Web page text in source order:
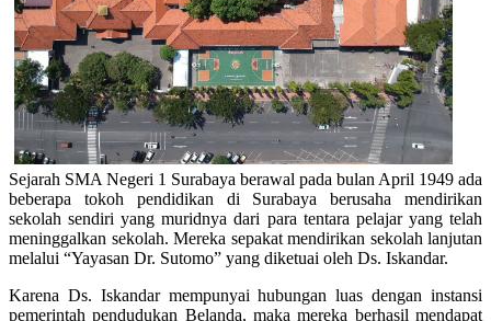
Sejarah SMA Negeri 1 Surabaya berawal pada bulan April 1949 ada
beberapa tokoh pendidikan di Surabaya berusaha mendirikan
sekolah sendiri yang muridnya dari para tentara pelajar yang telah
meninggalkan sekolah. Mereka sepakat mendirikan sekolah lanjutan
melalui “Yayasan Dr. Sutomo” yang diketuai oleh Ds. Iskandar.
Karena Ds. Iskandar mempunyai hubungan luas dengan instansi
pemerintah pendudukan Belanda, maka mereka berhasil mendapat